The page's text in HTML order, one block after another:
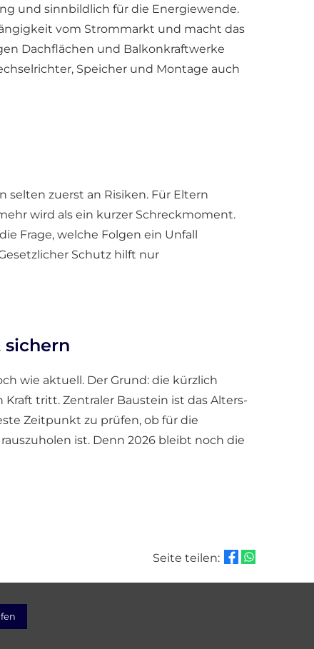
und sinnbildlich für die Energiewende.
vom Strommarkt und macht das
Dachflächen und Balkonkraftwerke
Speicher und Montage auch
selten zuerst an Risiken. Für Eltern
wird als ein kurzer Schreckmoment.
Frage, welche Folgen ein Unfall
Schutz hilft nur
wie aktuell. Der Grund: die kürzlich
Kraft tritt. Zentraler Baustein ist das Alters­
Zeitpunkt zu prüfen, ob für die
ist. Denn 2026 bleibt noch die
Seite teilen: